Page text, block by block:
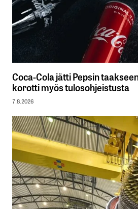
Coca-Cola jätti Pepsin
korotti myös tulosohjeistusta
7.8.2026